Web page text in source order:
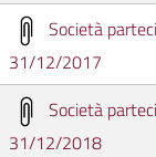
Società
31/12/2017
Società
31/12/2018